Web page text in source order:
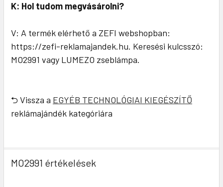
K: Hol tudom megvásárolni?
V: A termék elérhető a ZEFI webshopban:
https://zefi-reklamajandek.hu. Keresési kulcsszó:
MO2991 vagy LUMEZO zseblámpa.
⮌ Vissza a EGYÉB TECHNOLÓGIAI KIEGÉSZÍTŐ
reklámajándék kategóriára
MO2991 értékelések